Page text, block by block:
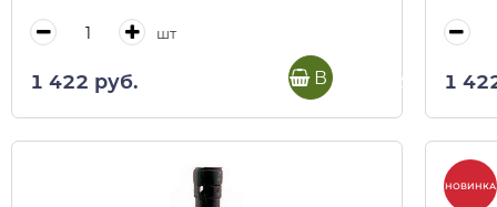
шт
1 422 руб. В корзину 1
НОВИНКА